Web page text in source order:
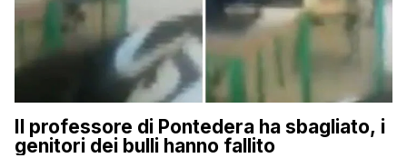
Il professore di Pontedera ha sbagliato, i
genitori dei bulli hanno fallito